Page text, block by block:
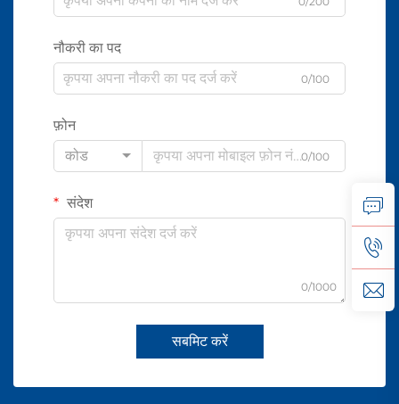
नौकरी का पद
0/100
फ़ोन
कोड
0/100
संदेश
0/1000
सबमिट करें